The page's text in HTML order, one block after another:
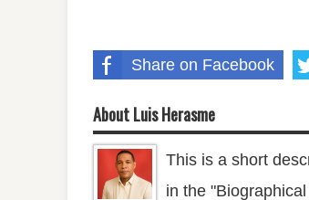
Share on Facebook
About Luis Herasme
This is a short
in the